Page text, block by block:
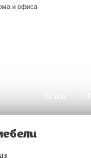
и офиса
О нас